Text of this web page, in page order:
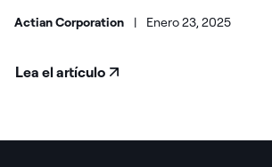
Actian Corporation | Enero 23, 2025
Lea el artículo